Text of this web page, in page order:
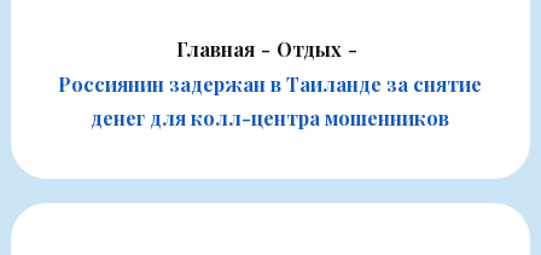
Главная
Отдых
Россиянин задержан в Таиланде за снятие
денег для колл-центра мошенников